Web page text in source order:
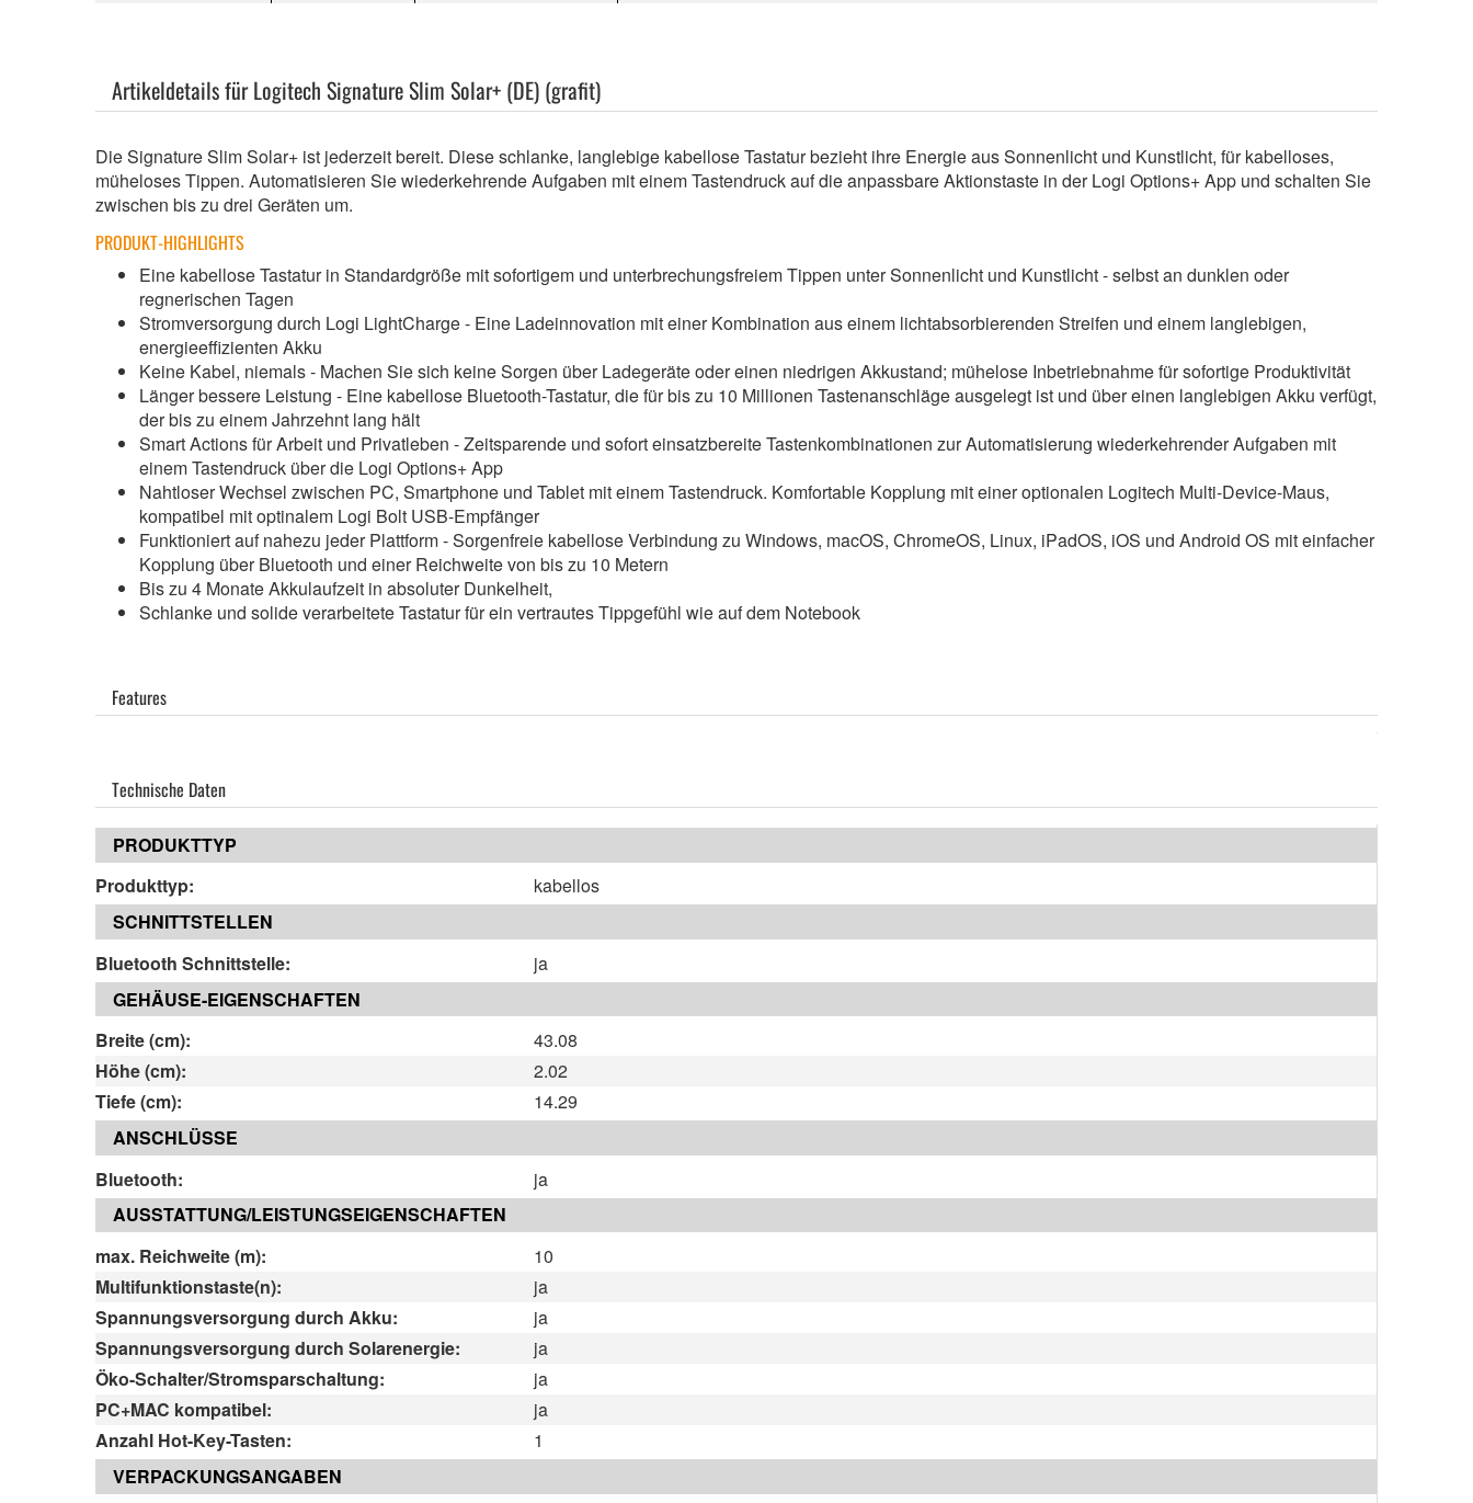
Artikeldetails für Logitech Signature Slim Solar+ (DE) (grafit)
Die Signature Slim Solar+ ist jederzeit bereit. Diese schlanke, langlebige kabellose Tastatur bezieht ihre Energie aus Sonnenlicht und Kunstlicht, für kabelloses,
müheloses Tippen. Automatisieren Sie wiederkehrende Aufgaben mit einem Tastendruck auf die anpassbare Aktionstaste in der Logi Options+ App und schalten Sie
zwischen bis zu drei Geräten um.
PRODUKT-HIGHLIGHTS
Eine kabellose Tastatur in Standardgröße mit sofortigem und unterbrechungsfreiem Tippen unter Sonnenlicht und Kunstlicht - selbst an dunklen oder
regnerischen Tagen
Stromversorgung durch Logi LightCharge - Eine Ladeinnovation mit einer Kombination aus einem lichtabsorbierenden Streifen und einem langlebigen,
energieeffizienten Akku
Keine Kabel, niemals - Machen Sie sich keine Sorgen über Ladegeräte oder einen niedrigen Akkustand; mühelose Inbetriebnahme für sofortige Produktivität
Länger bessere Leistung - Eine kabellose Bluetooth-Tastatur, die für bis zu 10 Millionen Tastenanschläge ausgelegt ist und über einen langlebigen Akku verfügt,
der bis zu einem Jahrzehnt lang hält
Smart Actions für Arbeit und Privatleben - Zeitsparende und sofort einsatzbereite Tastenkombinationen zur Automatisierung wiederkehrender Aufgaben mit
einem Tastendruck über die Logi Options+ App
Nahtloser Wechsel zwischen PC, Smartphone und Tablet mit einem Tastendruck. Komfortable Kopplung mit einer optionalen Logitech Multi-Device-Maus,
kompatibel mit optinalem Logi Bolt USB-Empfänger
Funktioniert auf nahezu jeder Plattform - Sorgenfreie kabellose Verbindung zu Windows, macOS, ChromeOS, Linux, iPadOS, iOS und Android OS mit einfacher
Kopplung über Bluetooth und einer Reichweite von bis zu 10 Metern
Bis zu 4 Monate Akkulaufzeit in absoluter Dunkelheit,
Schlanke und solide verarbeitete Tastatur für ein vertrautes Tippgefühl wie auf dem Notebook
Features
Technische Daten
PRODUKTTYP
Produkttyp:
kabellos
SCHNITTSTELLEN
Bluetooth Schnittstelle:
ja
GEHÄUSE-EIGENSCHAFTEN
Breite (cm):
43.08
Höhe (cm):
2.02
Tiefe (cm):
14.29
ANSCHLÜSSE
Bluetooth:
ja
AUSSTATTUNG/LEISTUNGSEIGENSCHAFTEN
max. Reichweite (m):
10
Multifunktionstaste(n):
ja
Spannungsversorgung durch Akku:
ja
Spannungsversorgung durch Solarenergie:
ja
Öko-Schalter/Stromsparschaltung:
ja
PC+MAC kompatibel:
ja
Anzahl Hot-Key-Tasten:
1
VERPACKUNGSANGABEN